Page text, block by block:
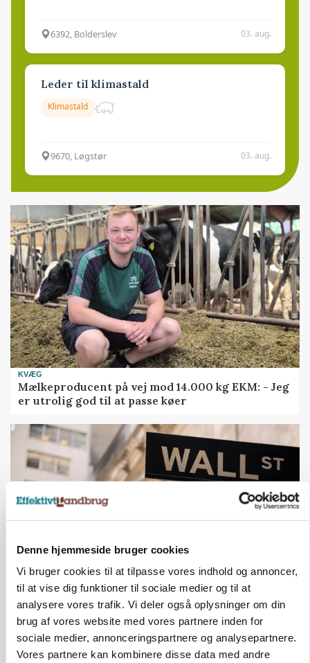
Denne hjemmeside bruger cookies
Vi bruger cookies til at tilpasse vores indhold og annoncer,
til at vise dig funktioner til sociale medier og til at
analysere vores trafik. Vi deler også oplysninger om din
brug af vores website med vores partnere inden for
sociale medier, annonceringspartnere og analysepartnere.
Vores partnere kan kombinere disse data med andre
6392, Bolderslev 03. aug.
Leder til klimastald
Klimastald
9670, Løgstør 03. aug.
KVÆG
Mælkeproducent på vej mod 14.000 kg EKM: - Jeg
er utrolig god til at passe køer
MARKEDSFOKUS
Nye aktierekorder – og den brutale lektie fra et
24-årigt finansgeni